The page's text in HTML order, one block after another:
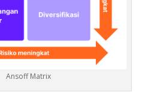
Ansoff Matrix